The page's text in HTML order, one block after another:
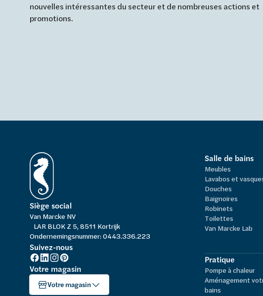
nouvelles intéressantes du secteur et de nombreuses actions et
promotions.
Siège social
Van Marcke NV
LAR BLOK Z 5, 8511 Kortrijk
Ondernemingsnummer: 0443.336.223
Suivez-nous
Votre magasin
Votre magasin
Salle de bains
Meubles
Lavabos et
Douches
Baignoires
Robinets
Toilettes
Van Marcke Lab
Pratique
Pompe à chaleur
Aménagement
bains